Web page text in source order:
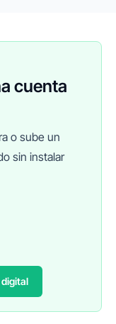
cuenta
o sube un
sin instalar